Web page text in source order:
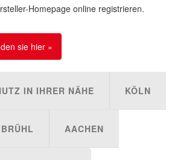
Homepage online registrieren.
sie hier »
IN IHRER NÄHE KÖLN
BRÜHL AACHEN